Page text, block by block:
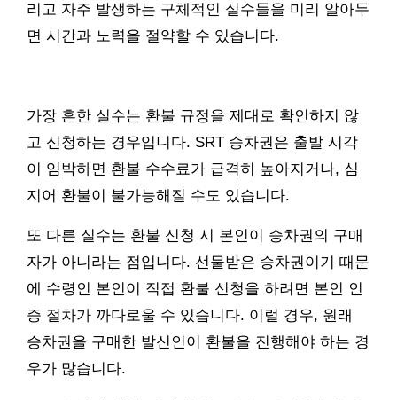
리고 자주 발생하는 구체적인 실수들을 미리 알아두
면 시간과 노력을 절약할 수 있습니다.
가장 흔한 실수는 환불 규정을 제대로 확인하지 않
고 신청하는 경우입니다. SRT 승차권은 출발 시각
이 임박하면 환불 수수료가 급격히 높아지거나, 심
지어 환불이 불가능해질 수도 있습니다.
또 다른 실수는 환불 신청 시 본인이 승차권의 구매
자가 아니라는 점입니다. 선물받은 승차권이기 때문
에 수령인 본인이 직접 환불 신청을 하려면 본인 인
증 절차가 까다로울 수 있습니다. 이럴 경우, 원래
승차권을 구매한 발신인이 환불을 진행해야 하는 경
우가 많습니다.